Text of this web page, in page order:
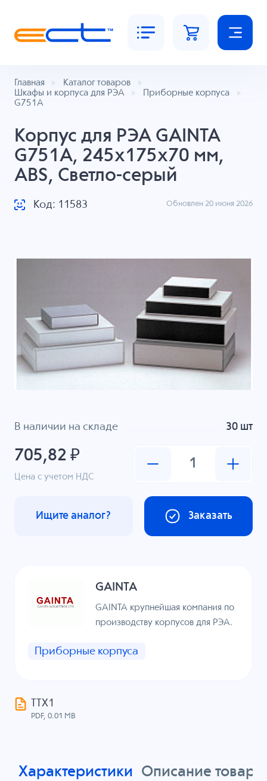
Главная
Каталог товаров
Шкафы и корпуса для РЭА
Приборные корпуса
G751A
Корпус для РЭА GAINTA
G751A, 245x175x70 мм,
ABS, Светло-серый
Код: 11583 Обновлен 20 июня 2026
В наличии на складе 30 шт
705,82 ₽
Цена с учетом НДС
Заказать
Ищите аналог?
GAINTA
GAINTA крупнейшая компания по
производству корпусов для РЭА.
Приборные корпуса
ТТХ1
PDF, 0.01 MB
Характеристики Описание товара